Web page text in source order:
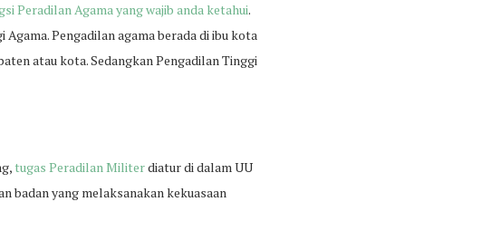
Peradilan Agama yang wajib anda ketahui.
Pengadilan agama berada di ibu kota
atau kota. Sedangkan Pengadilan Tinggi
tugas Peradilan Militerdiatur di dalam UU
badan yang melaksanakan kekuasaan